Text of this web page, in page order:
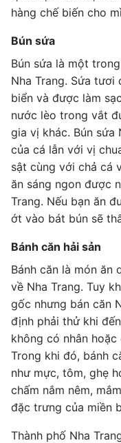
hàng chế biến cho
Bún sứa
Bún sứa là một
Nha Trang. Sứa
biển và được làm
nước lèo trong vắt
gia vị khác. Bún sứa
của cá lẫn với vị
sật cùng với chả cá
ăn sáng ngon được
Trang. Nếu bạn ăn
ớt vào bát bún sẽ
Bánh căn hải sản
Bánh căn là món
về Nha Trang. Tuy
gốc nhưng bán căn
định phải thử khi
không có nhân
Trong khi đó, bánh
như mực, tôm, ghẹ
chấm nắm nêm,
đặc trưng của miền
Thành phố Nha